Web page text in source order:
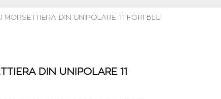
DIN UNIPOLARE 11 FORI BLU
DIN UNIPOLARE 11